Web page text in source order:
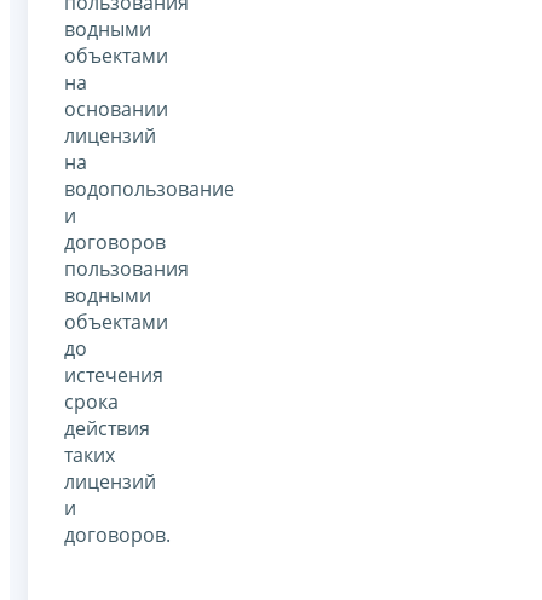
водными
объектами
на
основании
лицензий
на
водопользование
и
договоров
пользования
водными
объектами
до
истечения
срока
действия
таких
лицензий
и
договоров.